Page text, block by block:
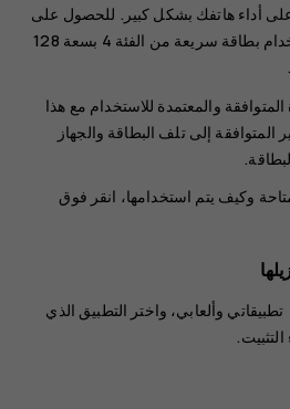
على أداء هاتفك بشكل كبير. للحصول على
أفضل أداء لجهازك، قم باستخدام بطاقة سريعة من الفئة 4 بسعة 128
والمعتمدة للاستخدام مع هذا
المتوافقة إلى تلف البطاقة والجهاز
وكيف يتم استخدامها، انقر فوق
تطبيقاتي وألعابي، واختر التطبيق الذي
التثبيت.